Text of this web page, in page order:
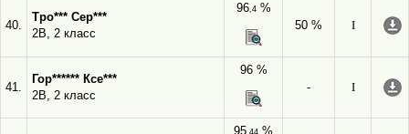
40.
Тро*** Сер***
2В, 2 класс
96,4%
50 %
I
41.
Гор****** Ксе***
2В, 2 класс
96 %
-
I
95 ,44 %